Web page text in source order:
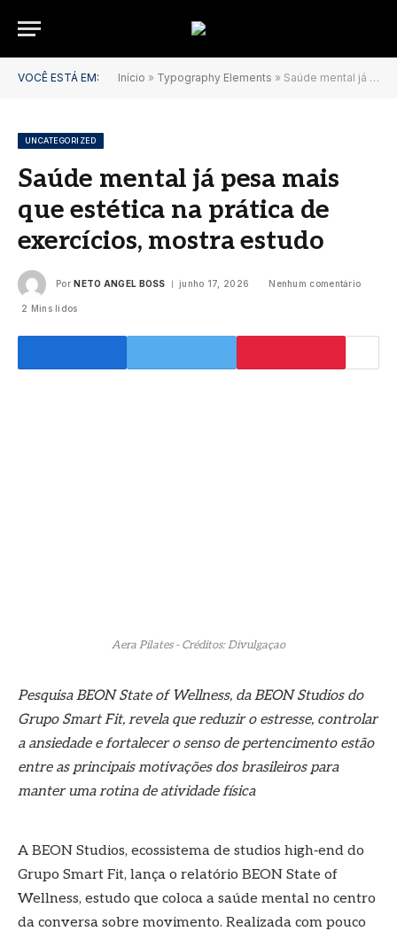
VOCÊ ESTÁ EM: Início » Typography Elements » Saúde mental já pesa mais que estética na prática de exercícios, mostra estudo
UNCATEGORIZED
Saúde mental já pesa mais
que estética na prática de
exercícios, mostra estudo
Por NETO ANGEL BOSS junho 17, 2026 Nenhum comentário
2 Mins lidos
Aera Pilates - Créditos: Divulgaçao
Pesquisa BEON State of Wellness, da BEON Studios do
Grupo Smart Fit, revela que reduzir o estresse, controlar
a ansiedade e fortalecer o senso de pertencimento estão
entre as principais motivações dos brasileiros para
manter uma rotina de atividade física
A BEON Studios, ecossistema de studios high‑end do
Grupo Smart Fit, lança o relatório BEON State of
Wellness, estudo que coloca a saúde mental no centro
da conversa sobre movimento. Realizada com pouco